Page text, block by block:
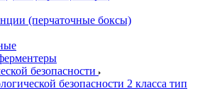
(перчаточные боксы)
безопасности
безопасности 2 класса тип